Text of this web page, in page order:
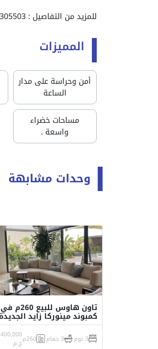
للمزيد من التفاصيل : 01040305503
المميزات
أمن وحراسة على مدار
الساعة
مساحات خضراء
واسعة .
وحدات مشابهة
تاون هاوس للبيع 260م في
كمبوند مينوركا زايد الجديدة
3 نوم 3 حمام 260م ج.م